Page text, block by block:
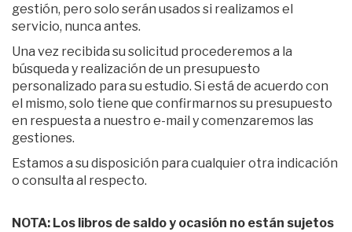
gestión, pero solo serán usados si realizamos el
servicio, nunca antes.
Una vez recibida su solicitud procederemos a la
búsqueda y realización de un presupuesto
personalizado para su estudio. Si está de acuerdo con
el mismo, solo tiene que confirmarnos su presupuesto
en respuesta a nuestro e-mail y comenzaremos las
gestiones.
Estamos a su disposición para cualquier otra indicación
o consulta al respecto.
NOTA: Los libros de saldo y ocasión no están sujetos